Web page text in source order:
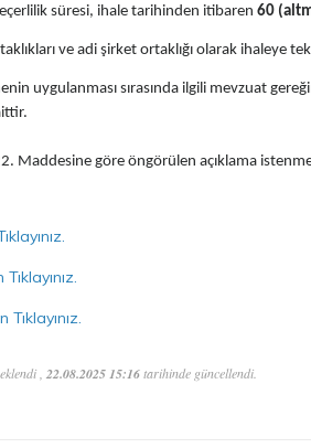
süresi, ihale tarihinden itibaren 60
ve adi şirket ortaklığı olarak ihaleye
uygulanması sırasında ilgili mevzuat
Maddesine göre öngörülen açıklama
, 22.08.2025 15:16tarihinde güncellendi.